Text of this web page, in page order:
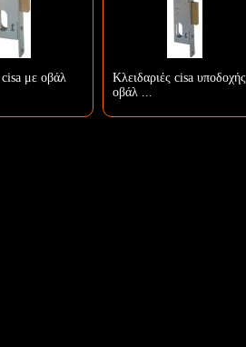
cisa με οβάλ
Κλειδαριές cisa υποδοχής
οβάλ ...